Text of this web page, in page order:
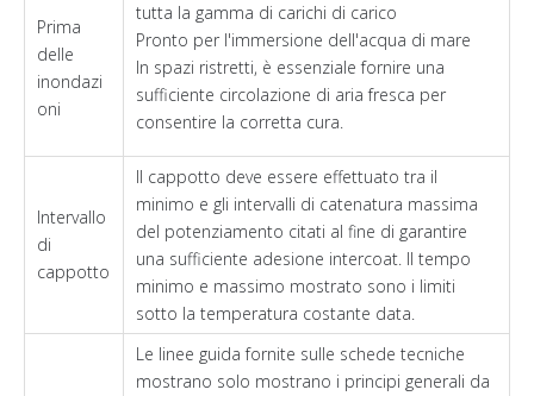
Prima
delle
inondazi
oni
tutta la gamma di carichi di carico
Pronto per l'immersione dell'acqua di mare
In spazi ristretti, è essenziale fornire una
sufficiente circolazione di aria fresca per
consentire la corretta cura.
Intervallo
di
cappotto
Il cappotto deve essere effettuato tra il
minimo e gli intervalli di catenatura massima
del potenziamento citati al fine di garantire
una sufficiente adesione intercoat. Il tempo
minimo e massimo mostrato sono i limiti
sotto la temperatura costante data.
Le linee guida fornite sulle schede tecniche
mostrano solo mostrano i principi generali da